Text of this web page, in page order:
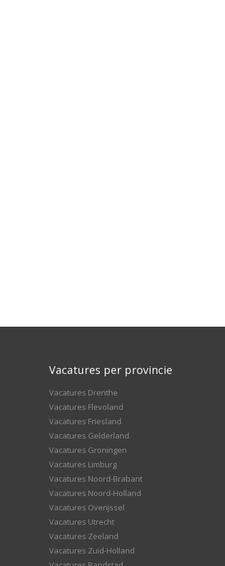
Vacatures per provincie
Vacatures Drenthe
Vacatures Flevoland
Vacatures Friesland
Vacatures Gelderland
Vacatures Groningen
Vacatures Limburg
Vacatures Noord-Brabant
Vacatures Noord-Holland
Vacatures Overijssel
Vacatures Utrecht
Vacatures Zeeland
Vacatures Zuid-Holland